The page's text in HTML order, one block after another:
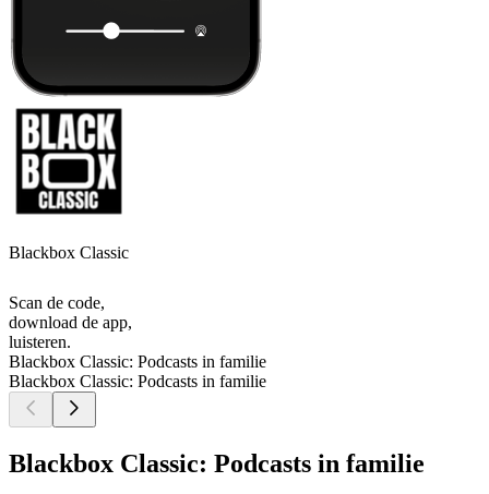
Blackbox Classic
Scan de code,
download de app,
luisteren.
Blackbox Classic: Podcasts in familie
Blackbox Classic: Podcasts in familie
Blackbox Classic: Podcasts in familie